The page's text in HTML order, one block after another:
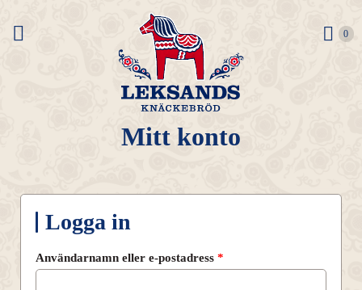
0
0
Mitt konto
Logga in
Användarnamn eller e-postadress *Obligatoriskt